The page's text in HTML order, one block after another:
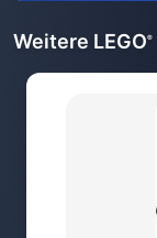
Weitere LEGO®